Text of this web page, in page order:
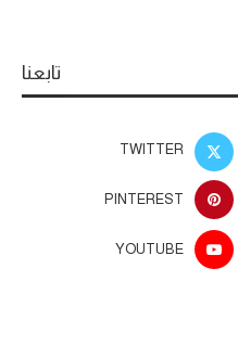
تابعنا
TWITTER
PINTEREST
YOUTUBE